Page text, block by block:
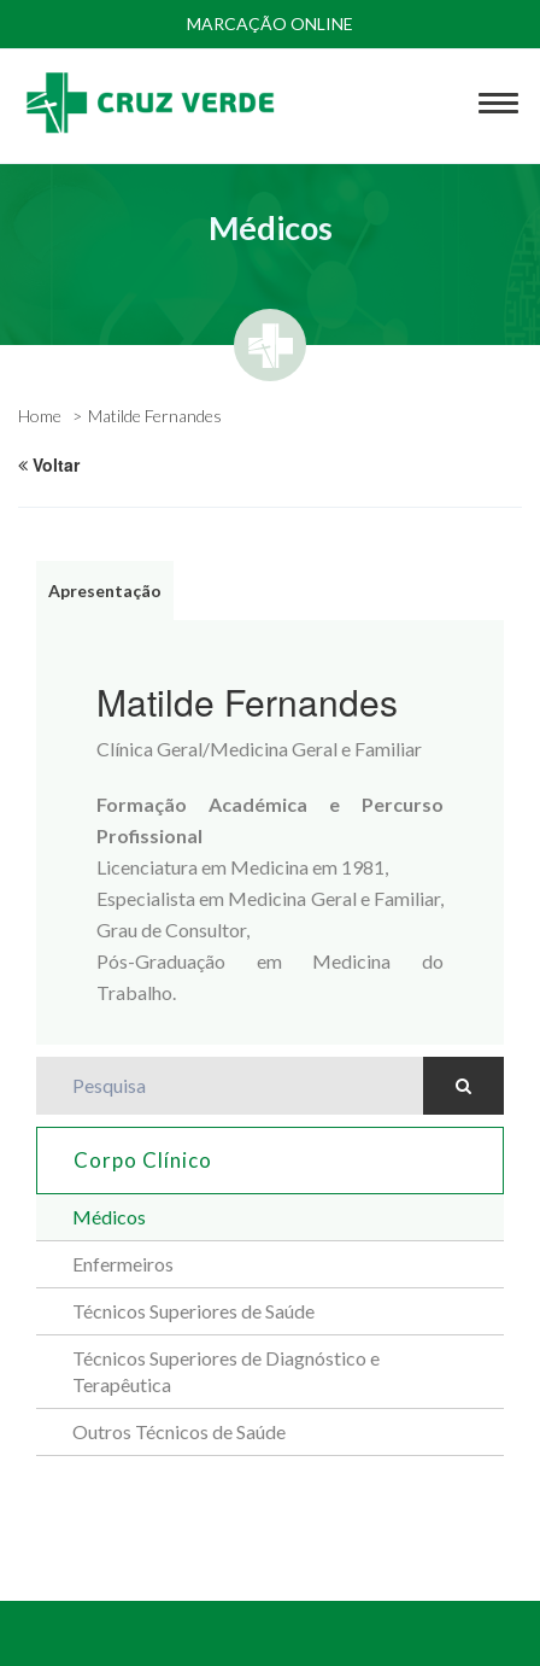
MARCAÇÃO ONLINE
Médicos
Home Matilde Fernandes
Voltar
Apresentação
Matilde Fernandes
Clínica Geral/Medicina Geral e Familiar
Formação Académica e Percurso
Profissional
Licenciatura em Medicina em 1981,
Especialista em Medicina Geral e Familiar,
Grau de Consultor,
Pós-Graduação em Medicina do
Trabalho.
Corpo Clínico
Médicos
Enfermeiros
Técnicos Superiores de Saúde
Técnicos Superiores de Diagnóstico e
Terapêutica
Outros Técnicos de Saúde